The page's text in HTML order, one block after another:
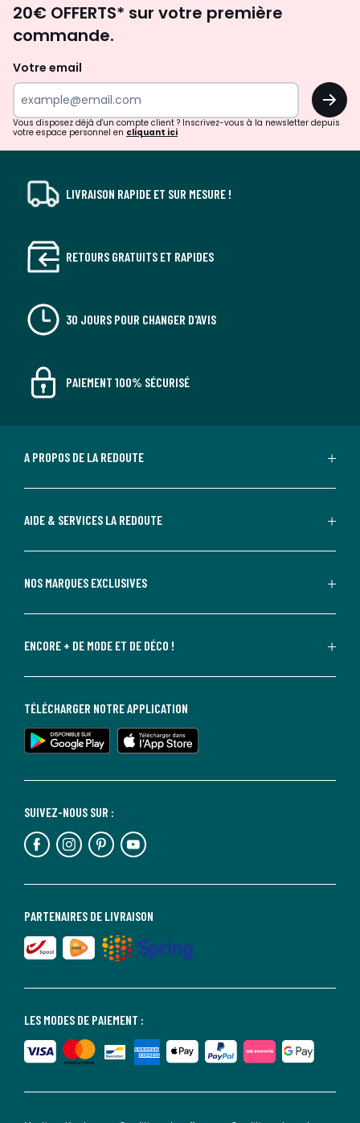
d'inspirations
surprises?
20€ OFFERTS* sur votre première
commande.
Votre email
OK
Vous disposez déjà d'un compte client ? Inscrivez-vous à la newsletter depuis
votre espace personnel en cliquant ici
LIVRAISON RAPIDE ET SUR MESURE !
RETOURS GRATUITS ET RAPIDES
30 JOURS POUR CHANGER D'AVIS
PAIEMENT 100% SÉCURISÉ
A PROPOS DE LA REDOUTE
AIDE & SERVICES LA REDOUTE
NOS MARQUES EXCLUSIVES
ENCORE + DE MODE ET DE DÉCO !
LES MODES DE PAIEMENT :
PARTENAIRES DE LIVRAISON
SUIVEZ-NOUS SUR :
TÉLÉCHARGER NOTRE APPLICATION